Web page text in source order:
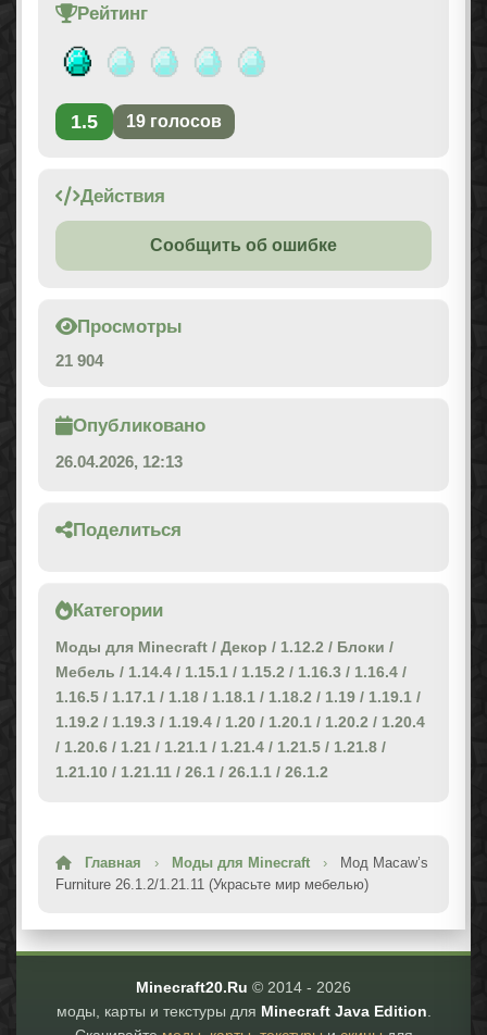
Рейтинг
1.5 19 голосов
Действия
Сообщить об ошибке
Просмотры
21 904
Опубликовано
26.04.2026, 12:13
Поделиться
Категории
Моды для Minecraft / Декор / 1.12.2 / Блоки /
Мебель / 1.14.4 / 1.15.1 / 1.15.2 / 1.16.3 / 1.16.4 /
1.16.5 / 1.17.1 / 1.18 / 1.18.1 / 1.18.2 / 1.19 / 1.19.1 /
1.19.2 / 1.19.3 / 1.19.4 / 1.20 / 1.20.1 / 1.20.2 / 1.20.4
/ 1.20.6 / 1.21 / 1.21.1 / 1.21.4 / 1.21.5 / 1.21.8 /
1.21.10 / 1.21.11 / 26.1 / 26.1.1 / 26.1.2
Главная › Моды для Minecraft ›
Мод Macaw’s
Furniture 26.1.2/1.21.11 (Украсьте мир мебелью)
Minecraft20.Ru © 2014 - 2026
моды, карты и текстуры для Minecraft Java Edition